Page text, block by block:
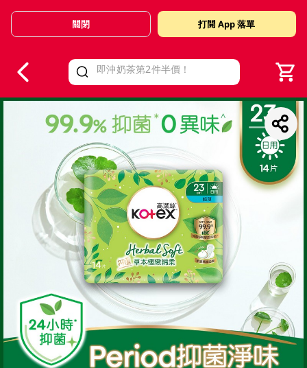
Valid Until 30 June 2026
關閉 打開 App 落單